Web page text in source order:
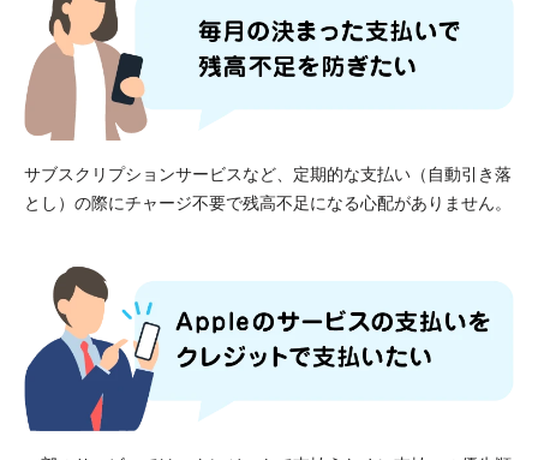
サブスクリプションサービスなど、定期的な支払い（自動引き落
とし）の際にチャージ不要で残高不足になる心配がありません。